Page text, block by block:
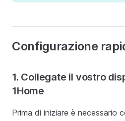
Configurazione
1. Collegate il vostro
1Home
Prima di iniziare è necessario